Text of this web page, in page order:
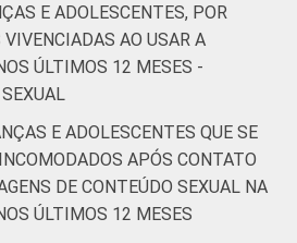
Até 1 SM
Mais de 1
SM até 2 SM
SM até 3 SM
4
E ADOLESCENTES, POR
AO USAR A
ÚLTIMOS 12 MESES -
E ADOLESCENTES QUE SE
APÓS CONTATO
DE CONTEÚDO SEXUAL NA
ÚLTIMOS 12 MESES